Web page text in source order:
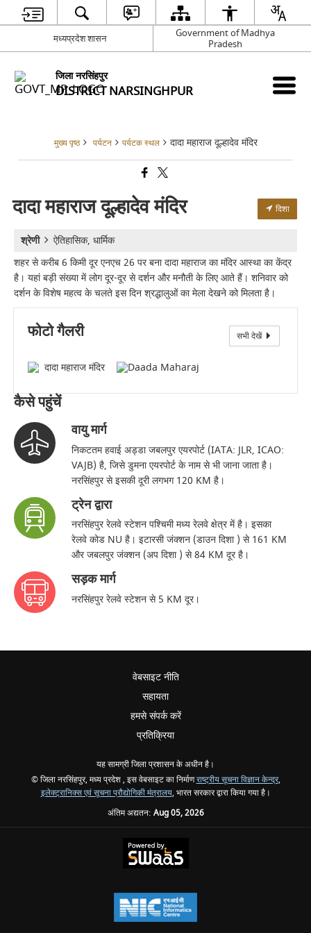
मध्यप्रदेश शासन
Government of Madhya
Pradesh
जिला नरसिंहपुर
DISTRICT NARSINGHPUR
मुख्य पृष्ठ पर्यटन पर्यटक स्थल दादा महाराज दूल्हादेव मंदिर
दादा महाराज दूल्हादेव मंदिर दिशा
श्रेणी
ऐतिहासिक, धार्मिक
शहर से करीब 6 किमी दूर एनएच 26 पर बना दादा महाराज का मंदिर आस्था का केंद्र
है। यहां बड़ी संख्या में लोग दूर-दूर से दर्शन और मनौती के लिए आते हैं। शनिवार को
दर्शन के विशेष महत्व के चलते इस दिन श्रद्धालुओं का मेला देखने को मिलता है।
फोटो गैलरी सभी देखें
कैसे पहुंचें
वायु मार्ग
निकटतम हवाई अड्डा जबलपुर एयरपोर्ट (IATA: JLR, ICAO:
VAJB) है, जिसे डुमना एयरपोर्ट के नाम से भी जाना जाता है।
नरसिंहपुर से इसकी दूरी लगभग 120 KM है।
ट्रेन द्वारा
नरसिंहपुर रेलवे स्टेशन पश्चिमी मध्य रेलवे क्षेत्र में है। इसका
रेलवे कोड NU है। इटारसी जंक्शन (डाउन दिशा ) से 161 KM
और जबलपुर जंक्शन (अप दिशा ) से 84 KM दूर है।
सड़क मार्ग
नरसिंहपुर रेलवे स्टेशन से 5 KM दूर।
वेबसाइट नीति
सहायता
हमसे संपर्क करें
प्रतिक्रिया
यह सामग्री जिला प्रशासन के अधीन है।
© जिला नरसिंहपुर, मध्य प्रदेश , इस वेबसाइट का निर्माणराष्ट्रीय सूचना विज्ञान केन्द्र,
इलेक्ट्रानिक्स एवं सूचना प्रौद्योगिकी मंत्रालय, भारत सरकार द्वारा किया गया है।
अंतिम अद्यतन: Aug 05, 2026